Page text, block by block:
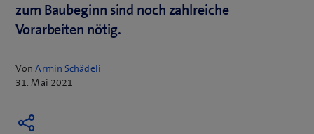
zum Baubeginn sind noch zahlreiche
Vorarbeiten nötig.
VonArmin Schädeli
31. Mai 2021